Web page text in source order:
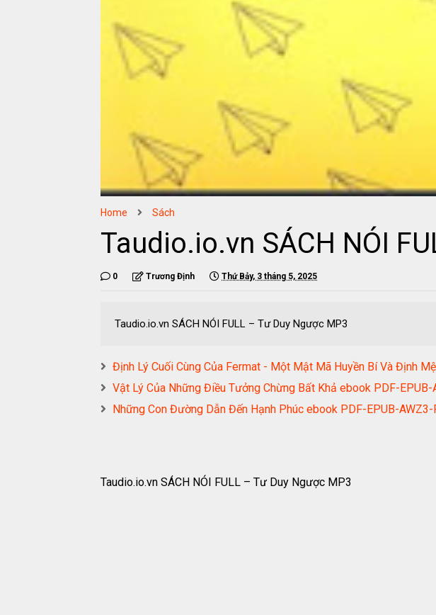
Home Sách
Taudio.io.vn SÁCH NÓI
0 Trương Định Thứ Bảy, 3 tháng 5, 2025
Taudio.io.vn SÁCH NÓI FULL – Tư Duy Ngược MP3
Định Lý Cuối Cùng Của Fermat - Một Mật Mã Huyền Bí Và Định
Vật Lý Của Những Điều Tưởng Chừng Bất Khả ebook PDF-EPUB-
Những Con Đường Dẫn Đến Hạnh Phúc ebook PDF-EPUB-AWZ3-
Taudio.io.vn SÁCH NÓI FULL – Tư Duy Ngược MP3